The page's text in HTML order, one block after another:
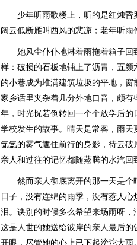
少年听雨歌楼上，听的是红烛昏
阔云低断雁叫西风的悲凉；老年听雨
她风尘仆仆地淋着雨拖着箱子回
样：破损的石板地铺上了沥青，五
的小巷成为堆满建筑垃圾的平地，
家乡话里夹杂着几分外地口音，颇
年，时光恍若倒转回一个个放学后
学校发生的故事。晴天是常客，雨天
氤氲的雾气遮住前行的身影，待云破
亲人和过往的记忆都随蒸腾的水汽回
然而亲人彻底离开的那一天是个
日子，没有连绵的雨季，没有惹人
泪。诀别的时候多么希望来场雨呀，
这是人世的她送给彼岸的亲人最后
开眼，尽管她的心上已下起滂沱大雨。